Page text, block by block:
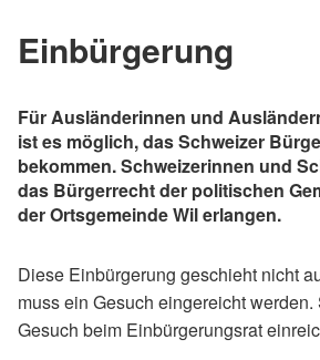
Einbürgerung
Für Ausländerinnen und
ist es möglich, das Schweizer
bekommen. Schweizerinnen und
das Bürgerrecht der politischen
der Ortsgemeinde Wil erlangen.
Diese Einbürgerung geschieht nicht
muss ein Gesuch eingereicht
Gesuch beim Einbürgerungsrat